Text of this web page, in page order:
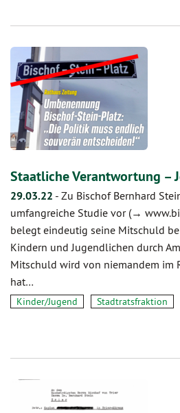
Staatliche Verantwortung –
29.03.22 - Zu Bischof Bernhard
umfangreiche Studie vor (→
belegt eindeutig seine Mitschuld
Kindern und Jugendlichen durch
Mitschuld wird von niemandem im
hat…
Kinder/Jugend Stadtratsfraktion